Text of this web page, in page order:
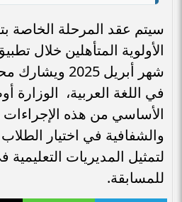
سيتم عقد المرحلة الخاصة
شهر أبريل
في اللغة العربية،
الأساسي من هذه
والشفافية في اختيار الطلاب
لتمثيل المديريات التعليمية
للمسابقة.